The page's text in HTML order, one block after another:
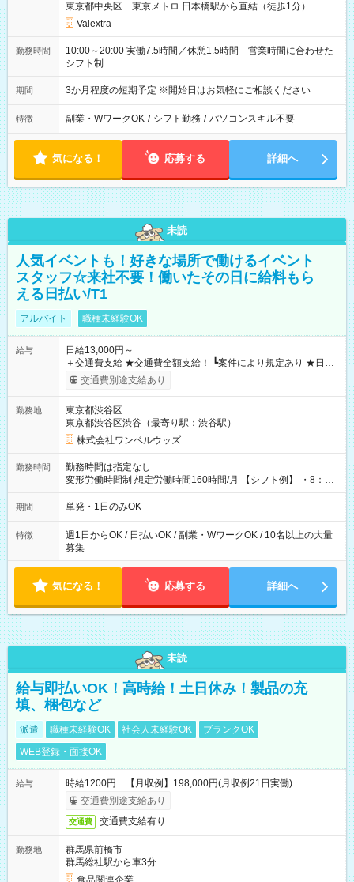
東京都中央区 東京メトロ 日本橋駅から直結（徒歩1分）
Valextra
勤務時間
10:00～20:00 実働7.5時間／休憩1.5時間 営業時間に合わせた
シフト制
期間 3か月程度の短期予定 ※開始日はお気軽にご相談ください
特徴 副業・WワークOK / シフト勤務 / パソコンスキル不要
気になる！ 応募する 詳細へ
未読
人気イベントも！好きな場所で働けるイベント
スタッフ☆来社不要！働いたその日に給料もら
える日払い/T1
アルバイト 職種未経験OK
給与
日給13,000円～
＋交通費支給 ★交通費全額支給！ ┗案件により規定あり ★日払
いOK！（規定あり） ┗働いたその日に現金GET♪ お仕事後はコ
ンビニATMから 日払い分を引き落とせます！ 【試用期間】試
交通費別途支給あり
勤務地
東京都渋谷区
東京都渋谷区渋谷（最寄り駅：渋谷駅）
株式会社ワンベルウッズ
勤務時間
勤務時間は指定なし
変形労働時間制 想定労働時間160時間/月 【シフト例】 ・8：00
～21：00
期間 単発・1日のみOK
特徴
週1日からOK / 日払いOK / 副業・WワークOK / 10名以上の大量
募集
気になる！ 応募する 詳細へ
未読
給与即払いOK！高時給！土日休み！製品の充
填、梱包など
派遣 職種未経験OK 社会人未経験OK
ブランクOK
WEB登録・面接OK
給与
時給1200円 【月収例】198,000円(月収例21日実働)
交通費別途支給あり
交通費 交通費支給有り
勤務地
群馬県前橋市
群馬総社駅から車3分
食品関連企業